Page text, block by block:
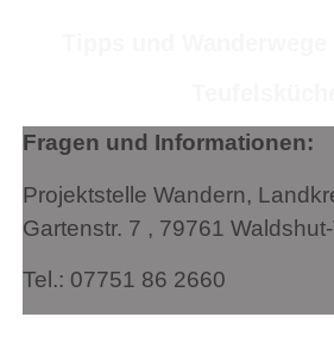
Fragen und Informationen:
Projektstelle Wandern,
Gartenstr. 7 , 79761
Tel.: 07751 86 2660